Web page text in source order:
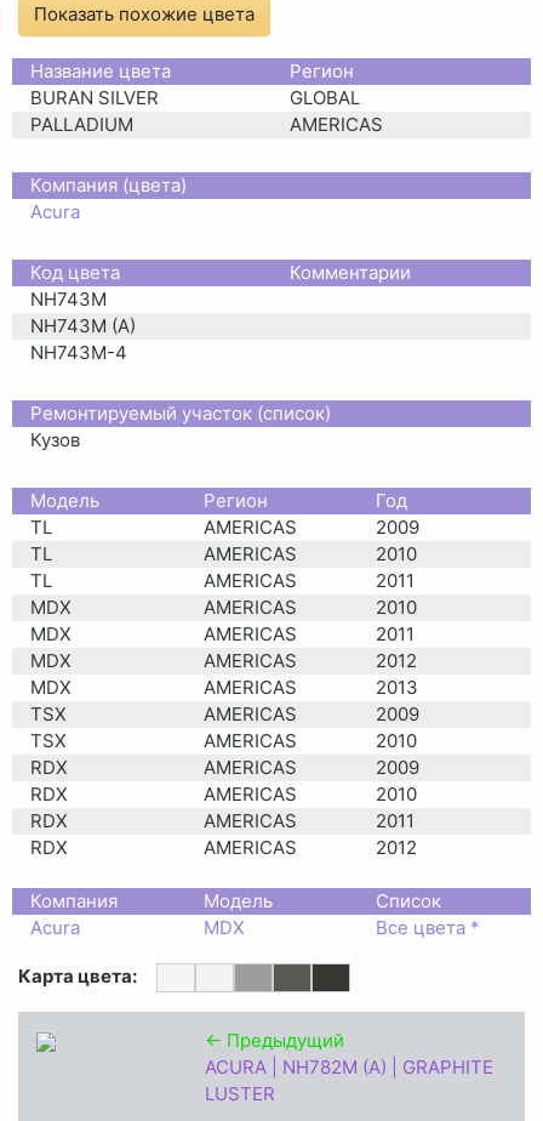
Показать похожие цвета
Название цвета
Регион
BURAN SILVER
GLOBAL
PALLADIUM
AMERICAS
Компания (цвета)
Acura
Код цвета
Комментарии
NH743M
NH743M (A)
NH743M-4
Ремонтируемый участок (список)
Кузов
Moдель Регион
Год
TL
AMERICAS
2009
TL
AMERICAS
2010
TL
AMERICAS
2011
MDX
AMERICAS
2010
MDX
AMERICAS
2011
MDX
AMERICAS
2012
MDX
AMERICAS
2013
TSX
AMERICAS
2009
TSX
AMERICAS
2010
RDX
AMERICAS
2009
RDX
AMERICAS
2010
RDX
AMERICAS
2011
RDX
AMERICAS
2012
ZDX
AMERICAS
2011
ZDX
AMERICAS
2012
Компания Модель
Список
Acura
MDX Все цвета *
Карта цвета:
← Предыдущий
ACURA | NH782M (A) | GRAPHITE
LUSTER